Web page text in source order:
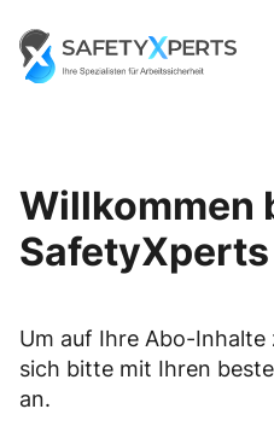
content
Go to landing page.
Willkommen
SafetyXperts
Um auf Ihre Abo-Inhalte
sich bitte mit Ihren
an.